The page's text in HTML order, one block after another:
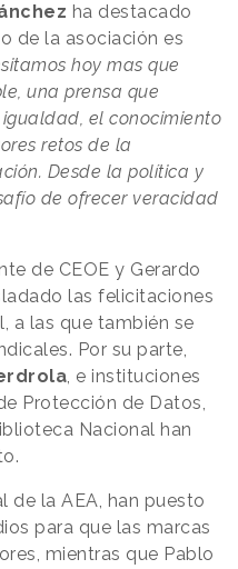
ha destacado
de la asociación es
hoy mas que
una prensa que
el conocimiento
retos de la
Desde la política y
de ofrecer veracidad
de CEOE y Gerardo
las felicitaciones
a las que también se
Por su parte,
, e instituciones
Protección de Datos,
Nacional han
de la AEA, han puesto
para que las marcas
mientras que Pablo